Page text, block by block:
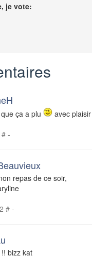
je vote:
ça a plu
avec
# -
repas de ce soir,
# -
bizz kat